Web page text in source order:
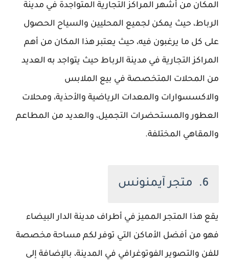
المكان من أشهر المراكز التجارية المتواجدة في مدينة
الرباط، حيث يمكن لجميع المحليين والسياح الحصول
على كل ما يرغبون فيه، حيث يعتبر هذا المكان من أهم
المراكز التجارية في مدينة الرباط حيث يتواجد به العديد
من المحلات المتخصصة في بيع الملابس
والاكسسوارات والمعدات الرياضية والأحذية، ومحلات
العطور والمستحضرات التجميل، والعديد من المطاعم
والمقاهي المختلفة.
6. متجر آيمنونس
يقع هذا المتجر المميز في أطراف مدينة الدار البيضاء
فهو من أفضل الأماكن التي توفر لكم مساحة مخصصة
للفن والتصوير الفوتوغرافي في المدينة، بالإضافة إلى